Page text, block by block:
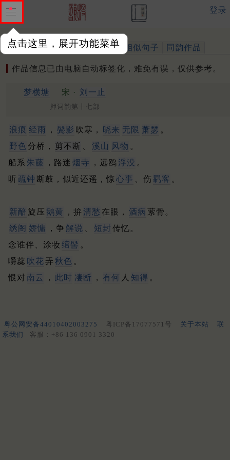
点击这里，展开功能菜单
登录
作品 标注四声 出处、引用 相似句子 同韵作品
作品信息已由电脑自动标签化，难免有误，仅供参考。
梦横塘 宋 · 刘一止
押词韵第十七部
浪痕 经雨 ， 鬓影 吹寒， 晓来 无限 萧瑟 。
野色 分桥， 剪不断 溪山 风物 。
船系 朱藤 ，路迷 烟寺 ，远鸥 浮没 。
听 疏钟 断鼓，似近还遥，惊 心事 、伤 羁客 。
新醅 旋压 鹅黄 ，拚清愁 在眼， 酒病 萦骨。
绣阁 娇慵 ，争 解说 短封 传忆。
念谁伴、涂妆 绾髻 。
嚼蕊 吹花弄 秋色 。
恨对 南云 ， 此时 凄断 ， 有何 人 知得 。
粤公网安备44010402003275 粤ICP备17077571号 关于本站
联
系我们
客服：+86 136 0901 3320